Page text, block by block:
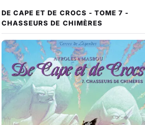
DE CAPE ET DE CROCS - TOME 7 -
CHASSEURS DE CHIMÈRES